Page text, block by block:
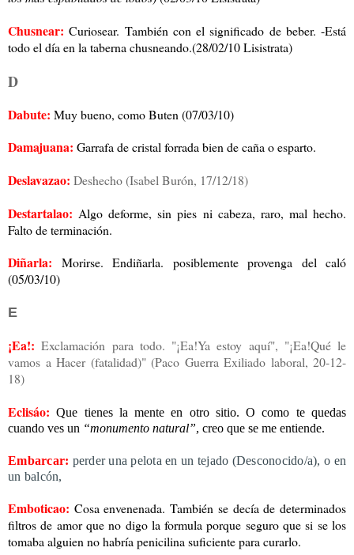
Chusnear:Curiosear. También con el significado de beber. -Está
todo el día en la taberna chusneando.(28/02/10 Lisistrata)
D
Dabute: Muy bueno, como Buten (07/03/10)
Damajuana: Garrafa de cristal forrada bien de caña o esparto.
Deslavazao: Deshecho (Isabel Burón, 17/12/18)
Destartalao: Algo deforme, sin pies ni cabeza, raro, mal hecho.
Falto de terminación.
Diñarla:
Morirse. Endiñarla. posiblemente provenga del caló
(05/03/10)
E
¡Ea!: Exclamación para todo. "¡Ea!Ya estoy aquí", "¡Ea!Qué le
vamos a Hacer (fatalidad)" (Paco Guerra Exiliado laboral, 20-12-
18)
Eclisáo: Que tienes la mente en otro sitio. O como te quedas
cuando ves un “monumento natural”, creo que se me entiende.
Embarcar: perder una pelota en un tejado (Desconocido/a), o en
un balcón,
Emboticao: Cosa envenenada. También se decía de determinados
filtros de amor que no digo la formula porque seguro que si se los
tomaba alguien no habría penicilina suficiente para curarlo.